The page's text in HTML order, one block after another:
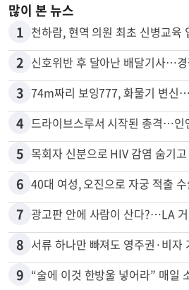
많이 본 뉴스
1
2
3
4 드라이브스루서 시작된 총격…인
5 목회자 신분으로 HIV 감염 숨기
6 40대 여성, 오진으로 자궁 적출
7 광고판 안에 사람이 산다?…LA
8
9